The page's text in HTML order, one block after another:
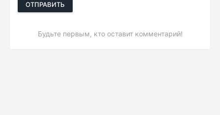
ОТПРАВИТЬ
Будьте первым, кто оставит комментарий!